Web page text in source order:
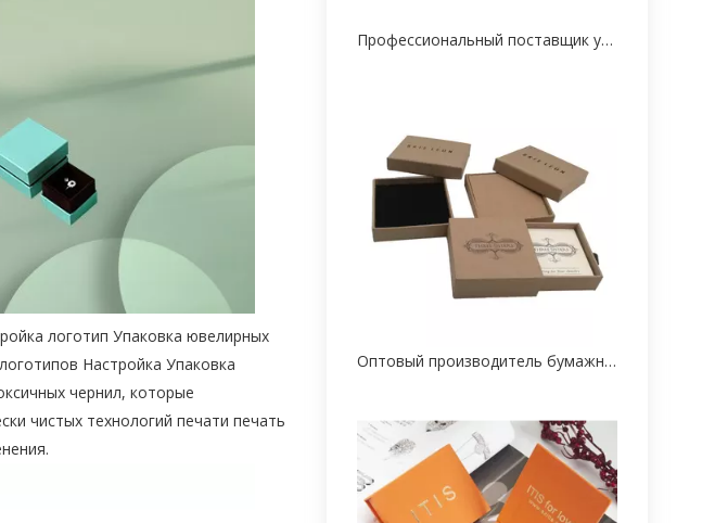
логотип Упаковка ювелирных
Настройка Упаковка
чернил, которые
чистых технологий печати печать
Профессиональный поставщик упаковки бумажной коробки для ювелирных изделий на заказ из Китая
Оптовый производитель бумажной упаковки для ювелирных изделий на заказ